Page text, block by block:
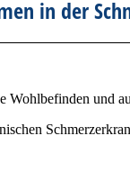
in der
Wohlbefinden und